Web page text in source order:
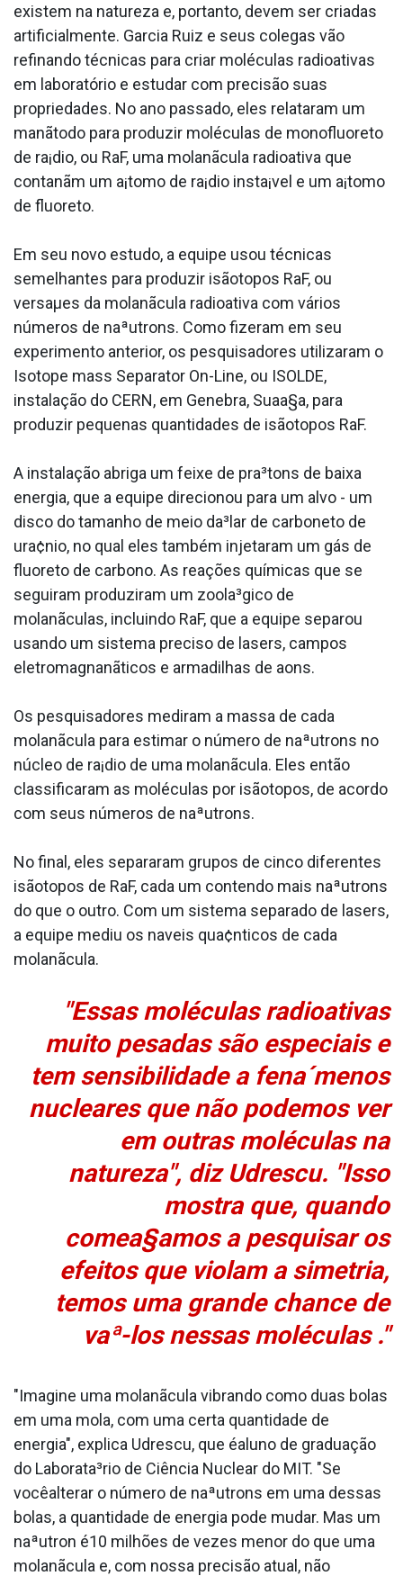
existem na natureza e, portanto, devem ser criadas
artificialmente. Garcia Ruiz e seus colegas vão
refinando técnicas para criar moléculas radioativas
em laboratório e estudar com precisão suas
propriedades. No ano passado, eles relataram um
manãtodo para produzir moléculas de monofluoreto
de ra¡dio, ou RaF, uma molanãcula radioativa que
contanãm um a¡tomo de ra¡dio insta¡vel e um a¡tomo
de fluoreto.
Em seu novo estudo, a equipe usou técnicas
semelhantes para produzir isãotopos RaF, ou
versaµes da molanãcula radioativa com vários
números de naªutrons. Como fizeram em seu
experimento anterior, os pesquisadores utilizaram o
Isotope mass Separator On-Line, ou ISOLDE,
instalação do CERN, em Genebra, Sua­a§a, para
produzir pequenas quantidades de isãotopos RaF.
A instalação abriga um feixe de pra³tons de baixa
energia, que a equipe direcionou para um alvo - um
disco do tamanho de meio da³lar de carboneto de
ura¢nio, no qual eles também injetaram um gás de
fluoreto de carbono. As reações químicas que se
seguiram produziram um zoola³gico de
molanãculas, incluindo RaF, que a equipe separou
usando um sistema preciso de lasers, campos
eletromagnanãticos e armadilhas de a­ons.
Os pesquisadores mediram a massa de cada
molanãcula para estimar o número de naªutrons no
núcleo de ra¡dio de uma molanãcula. Eles então
classificaram as moléculas por isãotopos, de acordo
com seus números de naªutrons.
No final, eles separaram grupos de cinco diferentes
isãotopos de RaF, cada um contendo mais naªutrons
do que o outro. Com um sistema separado de lasers,
a equipe mediu os na­veis qua¢nticos de cada
molanãcula.
"Essas moléculas radioativas
muito pesadas são especiais e
tem sensibilidade a fena´menos
nucleares que não podemos ver
em outras moléculas na
natureza", diz Udrescu. "Isso
mostra que, quando
comea§amos a pesquisar os
efeitos que violam a simetria,
temos uma grande chance de
vaª-los nessas moléculas ."
"Imagine uma molanãcula vibrando como duas bolas
em uma mola, com uma certa quantidade de
energia", explica Udrescu, que éaluno de graduação
do Laborata³rio de Ciência Nuclear do MIT. "Se
vocêalterar o número de naªutrons em uma dessas
bolas, a quantidade de energia pode mudar. Mas um
naªutron é10 milhões de vezes menor do que uma
molanãcula e, com nossa precisão atual, não